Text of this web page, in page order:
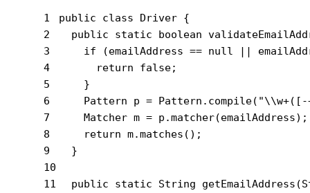
1
2
3
4
5
6
7
8
9
10
11
public class Driver {
public
static boolean
if (emailAddress == null ||
return
false;
    }
    Pattern p = Pattern.compile(
Matcher m =
return m.matches();
  }
public static String getEmailAddress